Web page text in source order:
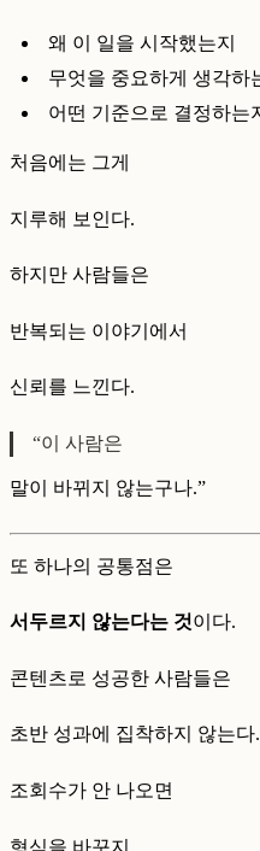
왜 이 일을 시작했는지
무엇을 중요하게 생각하
어떤 기준으로 결정하는
처음에는 그게
지루해 보인다.
하지만 사람들은
반복되는 이야기에서
신뢰를 느낀다.
“이 사람은
말이 바뀌지 않는구나.”
또 하나의 공통점은
서두르지 않는다는 것이다.
콘텐츠로 성공한 사람들은
초반 성과에 집착하지 않는다.
조회수가 안 나오면
형식을 바꾸지